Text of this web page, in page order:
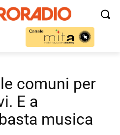
comuni per
E a
musica